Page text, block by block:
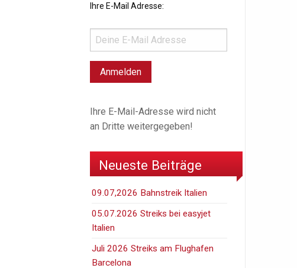
Ihre E-Mail Adresse:
Ihre E-Mail-Adresse wird nicht
an Dritte weitergegeben!
Neueste Beiträge
09.07,2026 Bahnstreik Italien
05.07.2026 Streiks bei easyjet
Italien
Juli 2026 Streiks am Flughafen
Barcelona